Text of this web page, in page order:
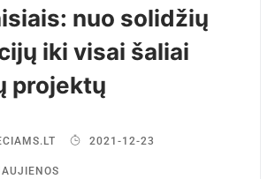
nuo solidžių
iki visai šaliai
projektų
2021-12-23